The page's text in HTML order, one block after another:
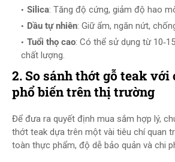
Silica: Tăng độ cứng, giảm độ hao
Dầu tự nhiên: Giữ ẩm, ngăn nứt,
Tuổi thọ cao: Có thể sử dụng từ
chất lượng.
2. So sánh thớt gỗ teak
phổ biến trên thị trường
Để đưa ra quyết định mua sắm hợp lý,
thớt teak dựa trên một vài tiêu chí quan
toàn thực phẩm, độ dễ bảo quản và chi